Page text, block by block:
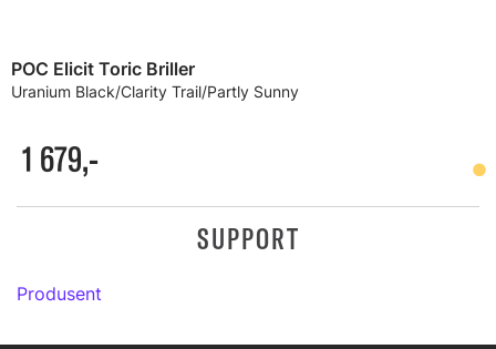
POC Elicit Toric Briller
Uranium Black/Clarity Trail/Partly Sunny
1 679,-
SUPPORT
Produsent